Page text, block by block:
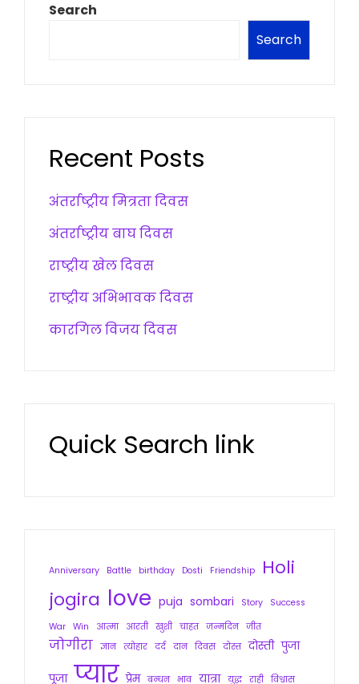
Search
Search
Recent Posts
अंतर्राष्ट्रीय मित्रता दिवस
अंतर्राष्ट्रीय बाघ दिवस
राष्ट्रीय खेल दिवस
राष्ट्रीय अभिभावक दिवस
कारगिल विजय दिवस
Quick Search link
Anniversary Battle birthday Dosti Friendship
Holi
jogira love puja sombari Story
Success
War Win आत्मा आरती खुशी चाहत जन्मदिन जीत
जोगीरा ज्ञान त्योहार दर्द दान दिवस दोस्त दोस्ती पुजा
पूजा प्यार प्रेम बन्धन भाव यात्रा युद्ध राही विश्वास